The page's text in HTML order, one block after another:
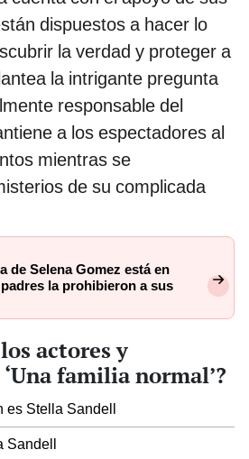
dispuestos a hacer lo
la verdad y proteger a
la intrigante pregunta
responsable del
a los espectadores al
mientras se
de su complicada
de Selena Gomez está en
la prohibieron a sus
actores y
familia normal’?
es Stella Sandell
Sandell